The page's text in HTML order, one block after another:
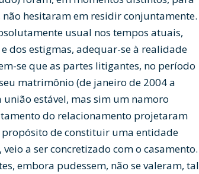
hesitaram em residir conjuntamente.
usual nos tempos atuais,
dos estigmas, adequar-se à realidade
se que as partes litigantes, no período
matrimônio (de janeiro de 2004 a
estável, mas sim um namoro
do relacionamento projetaram
de constituir uma entidade
a ser concretizado com o casamento.
embora pudessem, não se valeram, tal